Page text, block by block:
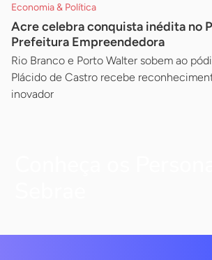
Economia & Política
Acre celebra conquista inédita no
Prefeitura Empreendedora
Rio Branco e Porto Walter sobem ao
Plácido de Castro recebe
inovador